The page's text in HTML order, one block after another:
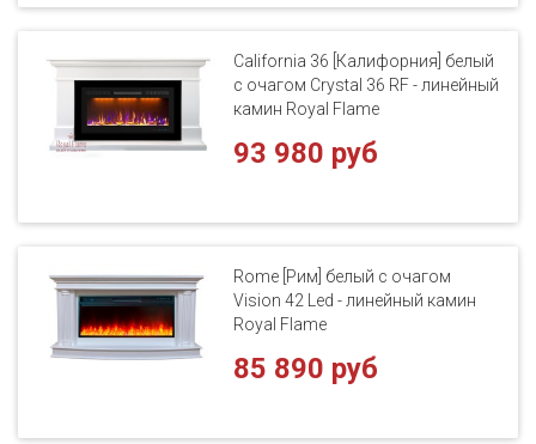
California 36 [Калифорния] белый
с очагом Crystal 36 RF - линейный
камин Royal Flame
93 980 руб
Rome [Рим] белый с очагом
Vision 42 Led - линейный камин
Royal Flame
85 890 руб